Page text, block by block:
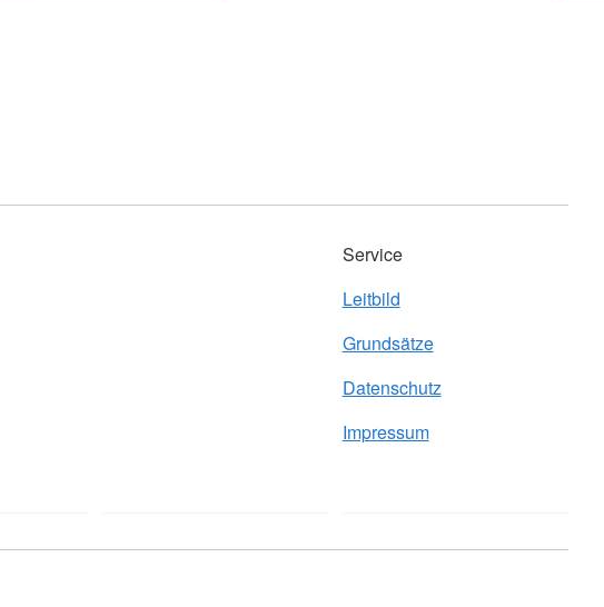
Service
Leitbild
Grundsätze
Datenschutz
Impressum